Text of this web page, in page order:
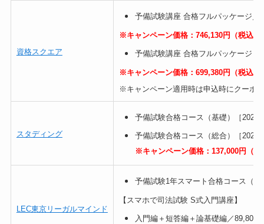
資格スクエア
予備試験講座 合格フルパッケージ／
※キャンペーン価格：746,130円（税込）
予備試験講座 合格フルパッケージ（
※キャンペーン価格：699,380円（税込）
※キャンペーン適用時は申込時にクーポ
スタディング
予備試験合格コース（基礎）［2027
予備試験合格コース（総合）［2027
※キャンペーン価格：137,000円（税
LEC東京リーガルマインド
予備試験1年スマート合格コース（
【スマホで司法試験 S式入門講座】
入門編＋短答編＋論基礎編／89,800